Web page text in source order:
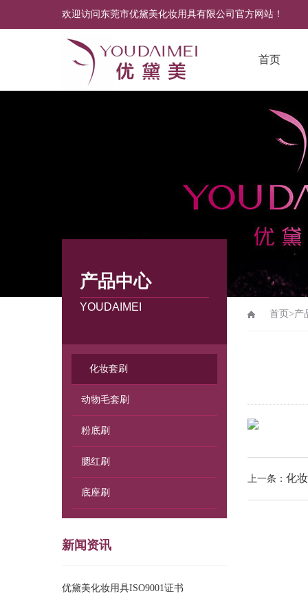
欢迎访问东莞市优黛美化妆用具有限公司官方网站！
首页
产品中心
YOUDAIMEI
化妆套刷
动物毛套刷
粉底刷
腮红刷
底座刷
新闻资讯
优黛美化妆用具ISO9001证书
首页 >产
上一条： 化